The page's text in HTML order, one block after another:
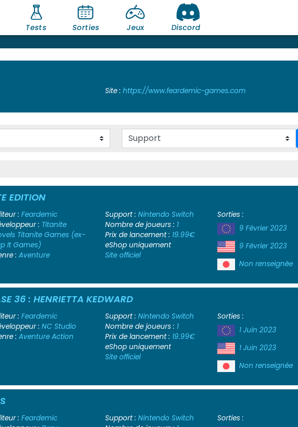
Tests Sorties Jeux Discord
Site : https://www.feardemic-games.com
EDITION
: Feardemic
: Titanite
Titanite Games (ex-
It Games)
: Aventure
Support : Nintendo Switch
Nombre de joueurs : 1
Prix de lancement : 19.99€
eShop uniquement
Site officiel
Sorties :
9 Février 2023
9 Février 2023
Non renseignée
36 : HENRIETTA KEDWARD
: Feardemic
: NC Studio
: Aventure Action
Support : Nintendo Switch
Nombre de joueurs : 1
Prix de lancement : 19.99€
eShop uniquement
Site officiel
Sorties :
1 Juin 2023
1 Juin 2023
Non renseignée
: Feardemic
Support : Nintendo Switch
Sorties :